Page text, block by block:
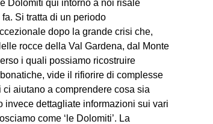
Dolomiti qui intorno a noi risale
Si tratta di un periodo
dopo la grande crisi che,
rocce della Val Gardena, dal Monte
i quali possiamo ricostruire
vide il rifiorire di complesse
aiutano a comprendere cosa sia
invece dettagliate informazioni sui vari
come ‘le Dolomiti’. La